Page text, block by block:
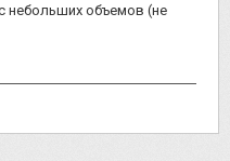
небольших объемов (не